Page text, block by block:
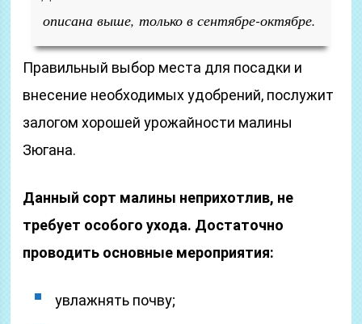
описана выше, только в сентябре-октябре.
Правильный выбор места для посадки и
внесение необходимых удобрений, послужит
залогом хорошей урожайности малины
Зюгана.
Данный сорт малины неприхотлив, не
требует особого ухода. Достаточно
проводить основные мероприятия:
увлажнять почву;